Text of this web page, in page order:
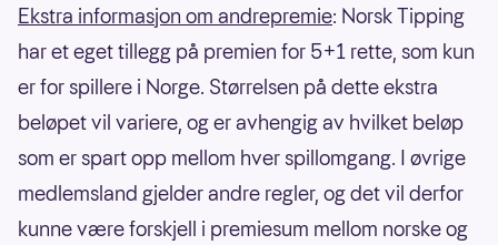
Ekstra informasjon om andrepremie: Norsk Tipping
har et eget tillegg på premien for 5+1 rette, som kun
er for spillere i Norge. Størrelsen på dette ekstra
beløpet vil variere, og er avhengig av hvilket beløp
som er spart opp mellom hver spillomgang. I øvrige
medlemsland gjelder andre regler, og det vil derfor
kunne være forskjell i premiesum mellom norske og